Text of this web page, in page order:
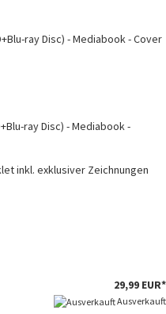
ray Disc) - Mediabook -
inkl. exklusiver Zeichnungen
29,99 EUR*
Ausverkauft